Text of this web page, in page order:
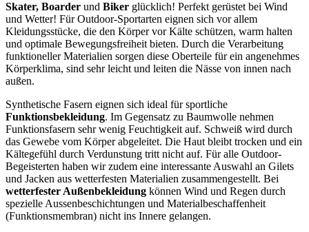
Skater, Boarder und Biker glücklich! Perfekt gerüstet bei Wind
und Wetter! Für Outdoor-Sportarten eignen sich vor allem
Kleidungsstücke, die den Körper vor Kälte schützen, warm halten
und optimale Bewegungsfreiheit bieten. Durch die Verarbeitung
funktioneller Materialien sorgen diese Oberteile für ein angenehmes
Körperklima, sind sehr leicht und leiten die Nässe von innen nach
außen.
Synthetische Fasern eignen sich ideal für sportliche
Funktionsbekleidung. Im Gegensatz zu Baumwolle nehmen
Funktionsfasern sehr wenig Feuchtigkeit auf. Schweiß wird durch
das Gewebe vom Körper abgeleitet. Die Haut bleibt trocken und ein
Kältegefühl durch Verdunstung tritt nicht auf. Für alle Outdoor-
Begeisterten haben wir zudem eine interessante Auswahl an Gilets
und Jacken aus wetterfesten Materialien zusammengestellt. Bei
wetterfester Außenbekleidung können Wind und Regen durch
spezielle Aussenbeschichtungen und Materialbeschaffenheit
(Funktionsmembran) nicht ins Innere gelangen.